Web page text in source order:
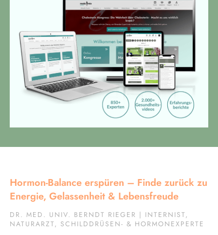
Hormon-Balance erspüren – Finde zurück zu
Energie, Gelassenheit & Lebensfreude
DR. MED. UNIV. BERNDT RIEGER | INTERNIST,
NATURARZT, SCHILDDRÜSEN- & HORMONEXPERTE